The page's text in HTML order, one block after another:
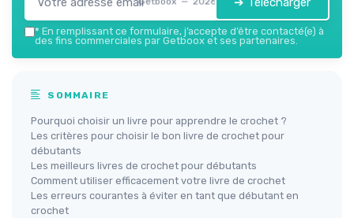
* En remplissant ce formulaire, j’accepte d’être contacté(e) à
des fins commerciales par Getboox et ses partenaires.
SOMMAIRE
Pourquoi choisir un livre pour apprendre le crochet ?
Les critères pour choisir le bon livre de crochet pour
débutants
Les meilleurs livres de crochet pour débutants
Comment utiliser efficacement votre livre de crochet
Les erreurs courantes à éviter en tant que débutant en
crochet